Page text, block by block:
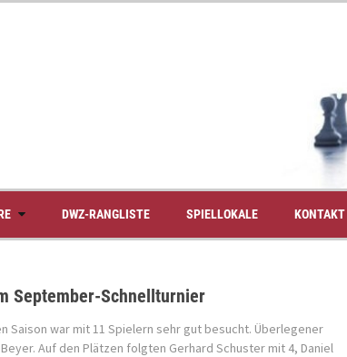
DWZ-RANGLISTE SPIELLOKALE KONTAKT
September-Schnellturnier
Saison war mit 11 Spielern sehr gut besucht. Überlegener
Auf den Plätzen folgten Gerhard Schuster mit 4, Daniel